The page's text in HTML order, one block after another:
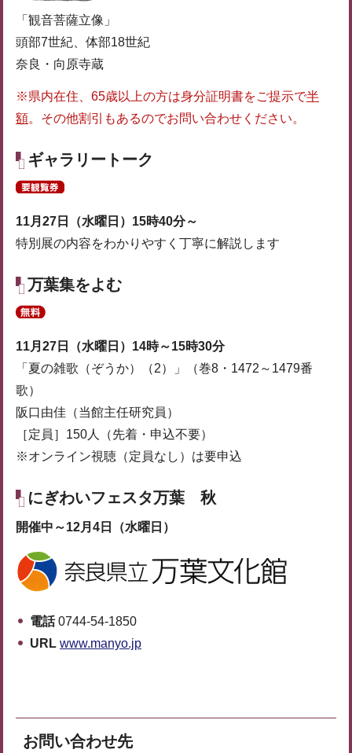
「観音菩薩立像」
頭部7世紀、体部18世紀
奈良・向原寺蔵
※県内在住、65歳以上の方は身分証明書をご提示で半
額。その他割引もあるのでお問い合わせください。
ギャラリートーク
11月27日（水曜日）15時40分～
特別展の内容をわかりやすく丁寧に解説します
万葉集をよむ
11月27日（水曜日）14時～15時30分
「夏の雑歌（ぞうか）（2）」（巻8・1472～1479番
歌）
阪口由佳（当館主任研究員）
［定員］150人（先着・申込不要）
※オンライン視聴（定員なし）は要申込
にぎわいフェスタ万葉 秋
開催中～12月4日（水曜日）
電話0744-54-1850
URL www.manyo.jp
お問い合わせ先